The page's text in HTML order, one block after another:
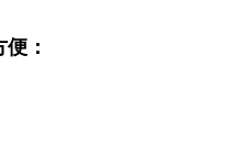
：